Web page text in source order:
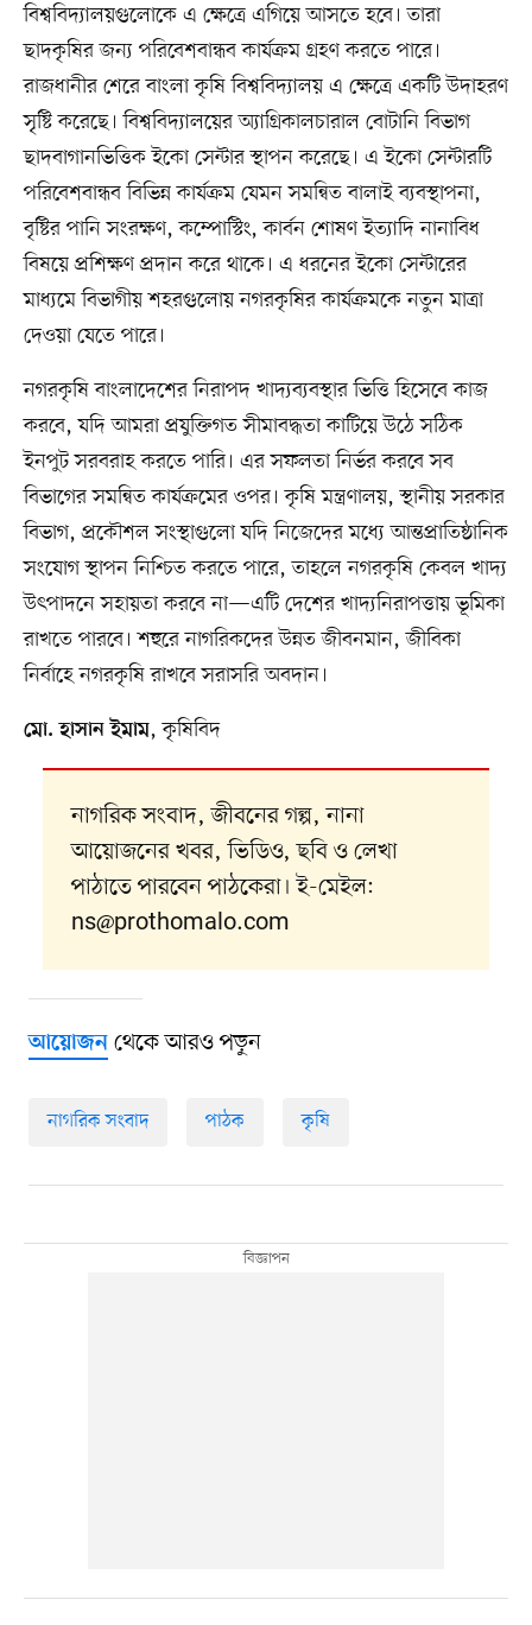
বিশ্ববিদ্যালয়গুলোকে এ ক্ষেত্রে এগিয়ে আসতে হবে। তারা
ছাদকৃষির জন্য পরিবেশবান্ধব কার্যক্রম গ্রহণ করতে পারে।
রাজধানীর শেরে বাংলা কৃষি বিশ্ববিদ্যালয় এ ক্ষেত্রে একটি উদাহরণ
সৃষ্টি করেছে। বিশ্ববিদ্যালয়ের অ্যাগ্রিকালচারাল বোটানি বিভাগ
ছাদবাগানভিত্তিক ইকো সেন্টার স্থাপন করেছে। এ ইকো সেন্টারটি
পরিবেশবান্ধব বিভিন্ন কার্যক্রম যেমন সমন্বিত বালাই ব্যবস্থাপনা,
বৃষ্টির পানি সংরক্ষণ, কম্পোস্টিং, কার্বন শোষণ ইত্যাদি নানাবিধ
বিষয়ে প্রশিক্ষণ প্রদান করে থাকে। এ ধরনের ইকো সেন্টারের
মাধ্যমে বিভাগীয় শহরগুলোয় নগরকৃষির কার্যক্রমকে নতুন মাত্রা
দেওয়া যেতে পারে।
নগরকৃষি বাংলাদেশের নিরাপদ খাদ্যব্যবস্থার ভিত্তি হিসেবে কাজ
করবে, যদি আমরা প্রযুক্তিগত সীমাবদ্ধতা কাটিয়ে উঠে সঠিক
ইনপুট সরবরাহ করতে পারি। এর সফলতা নির্ভর করবে সব
বিভাগের সমন্বিত কার্যক্রমের ওপর। কৃষি মন্ত্রণালয়, স্থানীয় সরকার
বিভাগ, প্রকৌশল সংস্থাগুলো যদি নিজেদের মধ্যে আন্তপ্রাতিষ্ঠানিক
সংযোগ স্থাপন নিশ্চিত করতে পারে, তাহলে নগরকৃষি কেবল খাদ্য
উৎপাদনে সহায়তা করবে না—এটি দেশের খাদ্যনিরাপত্তায় ভূমিকা
রাখতে পারবে। শহুরে নাগরিকদের উন্নত জীবনমান, জীবিকা
নির্বাহে নগরকৃষি রাখবে সরাসরি অবদান।
মো. হাসান ইমাম, কৃষিবিদ
নাগরিক সংবাদ, জীবনের গল্প, নানা
আয়োজনের খবর, ভিডিও, ছবি ও লেখা
পাঠাতে পারবেন পাঠকেরা। ই-মেইল:
ns@prothomalo.com
আয়োজনথেকে আরও পড়ুন
নাগরিক সংবাদ পাঠক কৃষি